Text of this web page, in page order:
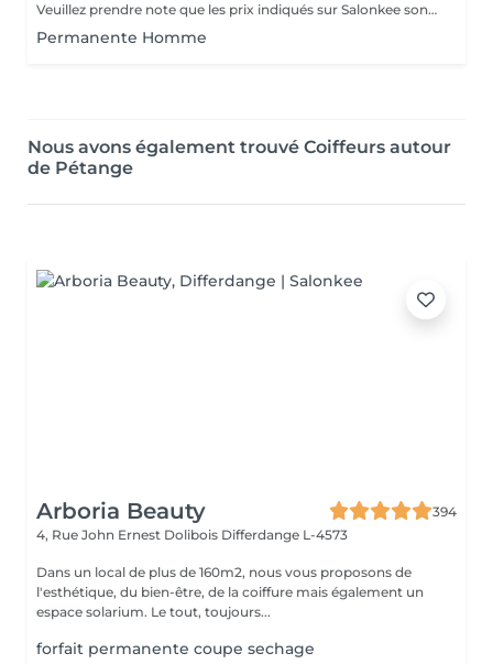
Veuillez prendre note que les prix indiqués sur Salonkee sont communiqués à titre informatif et s'entendent de base. Ces derniers sont susceptibles de varier selon le diagnostic réalisé à votre arrivée au salon et l'expertise du professionnel à qui vous confiez votre beauté. Dans tous les cas, un devis précis vous sera proposé et toutes réalisations de prestations seront effectuées avec votre accord. Un grand merci d'avance pour votre compréhension. Au plaisir de vous recevoir très vite.
Permanente Homme
Nous avons également trouvé Coiffeurs autour
de Pétange
Arboria Beauty
394
4, Rue John Ernest Dolibois Differdange L-4573
Dans un local de plus de 160m2, nous vous proposons de
l'esthétique, du bien-être, de la coiffure mais également un
espace solarium. Le tout, toujours...
forfait permanente coupe sechage